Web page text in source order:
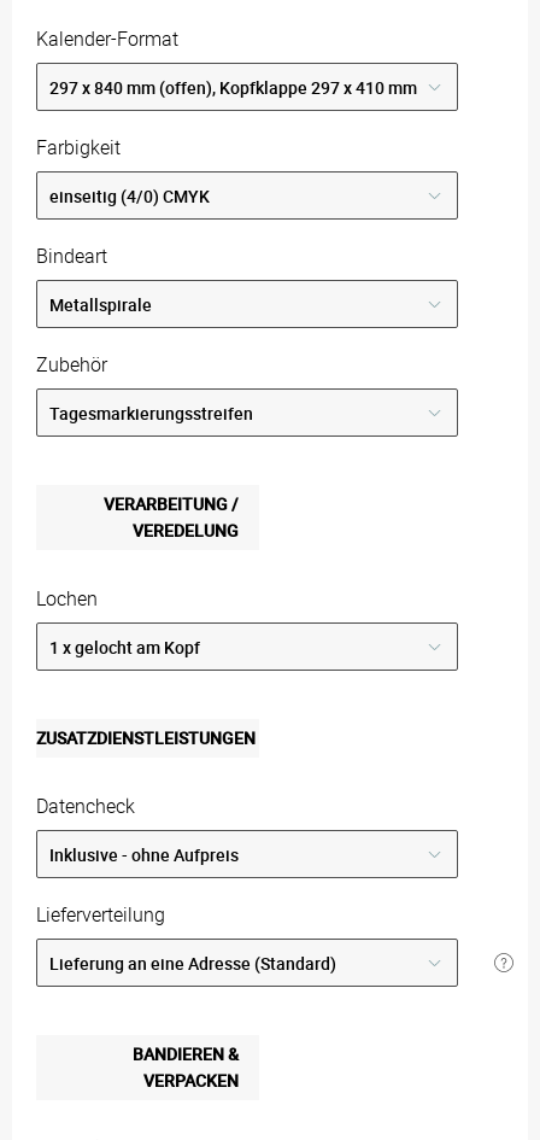
Kalender-Format
Farbigkeit
Bindeart
Zubehör
VERARBEITUNG /
VEREDELUNG
Lochen
ZUSATZDIENSTLEISTUNGEN
Datencheck
Lieferverteilung
BANDIEREN &
VERPACKEN